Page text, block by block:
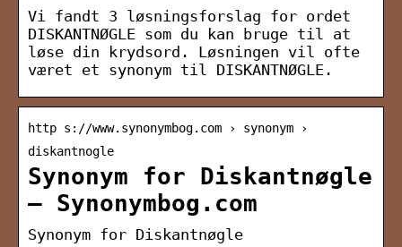
Vi fandt 3 løsningsforslag for ordet
DISKANTNØGLE som du kan bruge til at
løse din krydsord. Løsningen vil ofte
været et synonym til DISKANTNØGLE.
http s://www.synonymbog.com › synonym ›
diskantnogle
Synonym for Diskantnøgle
– Synonymbog.com
Synonym for Diskantnøgle